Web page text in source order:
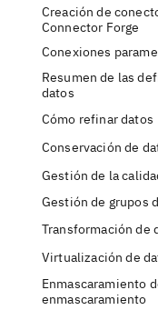
Creación de
Connector Forge
Conexiones
Resumen de las
datos
Cómo refinar datos
Conservación de
Gestión de la
Gestión de grupos
Transformación de
Virtualización de
Enmascaramiento
enmascaramiento